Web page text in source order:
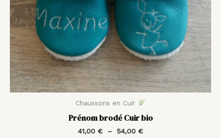
Chaussons en Cuir
Prénom brodé Cuir bio
41,00 € – 54,00 €